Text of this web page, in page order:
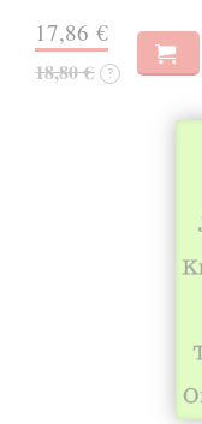
17,86 €
18,80 € ?